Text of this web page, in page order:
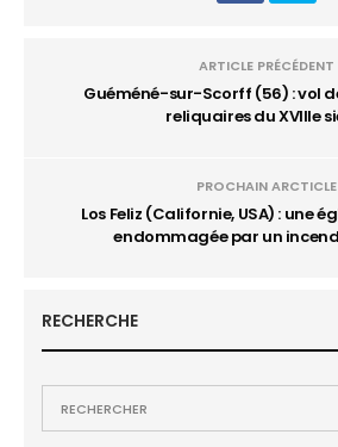
ARTICLE PRÉCÉDENT
Guéméné-sur-Scorff (56) : vol
reliquaires du XVIIIe
PROCHAIN ARCTICLE
Los Feliz (Californie, USA) : une
endommagée par un
RECHERCHE